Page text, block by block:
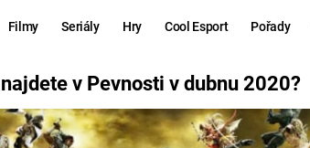
Filmy Seriály Hry Cool Esport Pořady
Filmy
Hry
2020?
v Pevnosti v dubnu 2020?